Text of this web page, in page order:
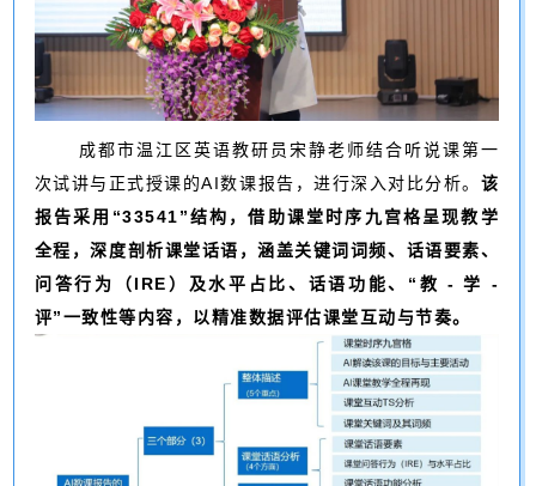
成都市温江区英语教研员宋静老师结合听说课第一
次试讲与正式授课的AI数课报告，进行深入对比分析。 该
报告采用“33541”结构，借助课堂时序九宫格呈现教学
全程，深度剖析课堂话语，涵盖关键词词频、话语要素、
问答行为（IRE）及水平占比、话语功能、“教 - 学 -
评”一致性等内容，以精准数据评估课堂互动与节奏。